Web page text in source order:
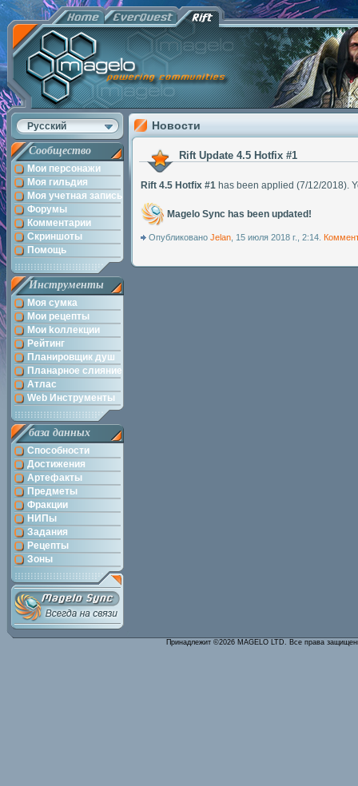
Русский
Сообщество
Мои персонажи
Моя гильдия
Моя учетная запись
Форумы
Комментарии
Скриншоты
Помощь
Инструменты
Моя сумка
Мои рецепты
Мои kоллекции
Рейтинг
Планировщик душ
Планарное слияние
Атлас
Web Инструменты
база данных
Способности
Достижения
Артефакты
Предметы
Фракции
НИПы
Задания
Рецепты
Зоны
Новости
Rift Update 4.5 Hotfix #1
Rift 4.5 Hotfix #1 has been applied (7/12/2018).
Magelo Sync has been updated!
Опубликовано Jelan , 15 июля 2018 г., 2:14.
Принадлежит ©2026 MAGELO LTD. Все права